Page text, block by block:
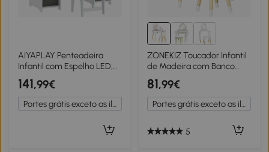
AIYAPLAY Penteadeira
Infantil com Espelho LED,
Cadeira, Gavetas em
Tecido, Ganchos para Joias
e Prateleiras, 3-8 Anos,
Branco
141,99€
ZONEKIZ Toucador Infantil
de Madeira com Banco
Espelho e 2 Gavetas
Brinquedo Educativo para
Crianças de 3-6 Anos
60x40x95cm Branco
81,99€
5